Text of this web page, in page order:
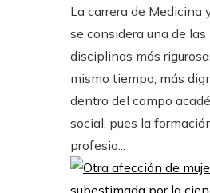
La carrera de Medicina
se considera una de las
disciplinas más
mismo tiempo, más
dentro del campo
social, pues la
profesio...